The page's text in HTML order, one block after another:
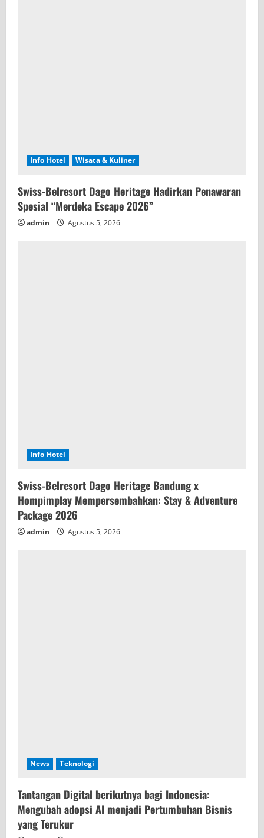
Info Hotel Wisata & Kuliner
Swiss-Belresort Dago Heritage Hadirkan Penawaran
Spesial “Merdeka Escape 2026”
admin Agustus 5, 2026
Info Hotel
Swiss-Belresort Dago Heritage Bandung x
Hompimplay Mempersembahkan: Stay & Adventure
Package 2026
admin Agustus 5, 2026
News Teknologi
Tantangan Digital berikutnya bagi Indonesia:
Mengubah adopsi AI menjadi Pertumbuhan Bisnis
yang Terukur